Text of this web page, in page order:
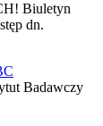
Biuletyn
dn.
Badawczy